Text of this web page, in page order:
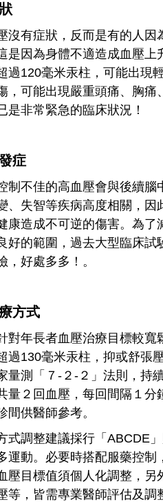
沒有症狀，反而是有的人
是因為身體不適造成血壓
過120毫米汞柱，可能出現
，可能出現嚴重頭痛、胸痛
是非常緊急的臨床狀況！
症
制不佳的高血壓會與後續
、失智等疾病高度相關，因
康造成不可逆的傷害。為
好的範圍，過去大型臨床
，好處多多！。
方式
對年長者血壓治療目標較
過130毫米汞柱，抑或舒張
量測「７-２-２」法則，持
量２回血壓，每回間隔１
間供醫師參考。
式調整建議採行「ABCDE
運動。必要時搭配服藥控
壓目標值須個人化調整，
等，皆需專業醫師評估及調